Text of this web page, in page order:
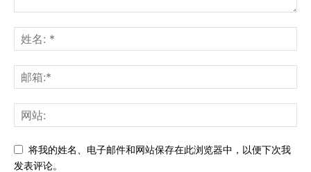
将我的姓名、电子邮件和网站保存在此浏览器中，以便下次我
发表评论。